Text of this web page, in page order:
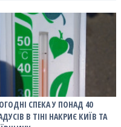
СПЕКА У ПОНАД 40
В ТІНІ НАКРИЄ КИЇВ ТА